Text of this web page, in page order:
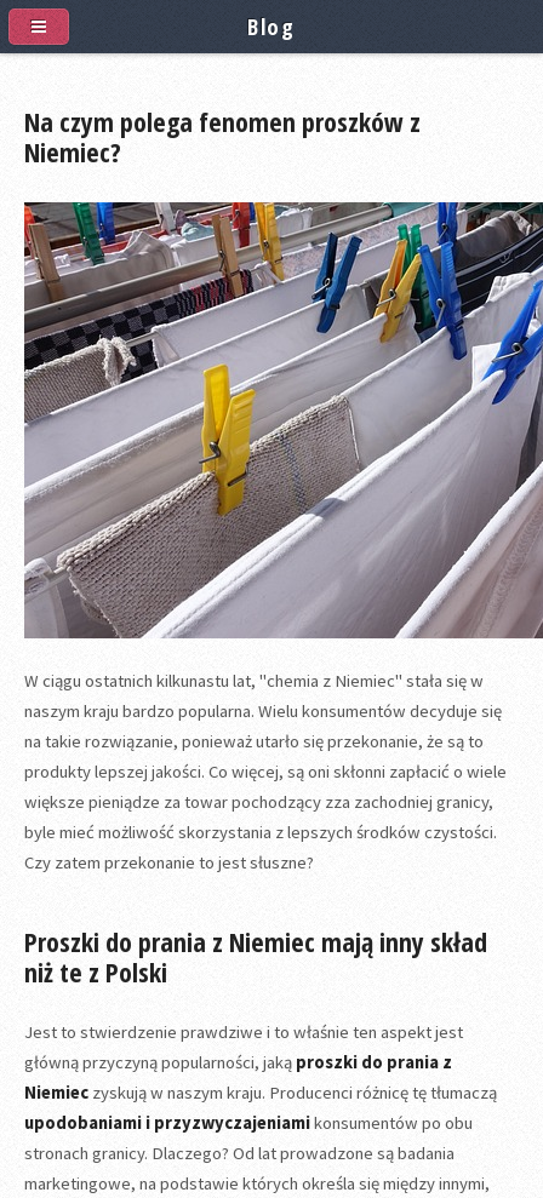
Na czym polega fenomen proszków z
Niemiec?
W ciągu ostatnich kilkunastu lat, "chemia z Niemiec" stała się w
naszym kraju bardzo popularna. Wielu konsumentów decyduje się
na takie rozwiązanie, ponieważ utarło się przekonanie, że są to
produkty lepszej jakości. Co więcej, są oni skłonni zapłacić o wiele
większe pieniądze za towar pochodzący zza zachodniej granicy,
byle mieć możliwość skorzystania z lepszych środków czystości.
Czy zatem przekonanie to jest słuszne?
Proszki do prania z Niemiec mają inny skład
niż te z Polski
Jest to stwierdzenie prawdziwe i to właśnie ten aspekt jest
główną przyczyną popularności, jaką proszki do prania z
Niemiec zyskują w naszym kraju. Producenci różnicę tę tłumaczą
upodobaniami i przyzwyczajeniamikonsumentów po obu
stronach granicy. Dlaczego? Od lat prowadzone są badania
marketingowe, na podstawie których określa się między innymi,
Blog